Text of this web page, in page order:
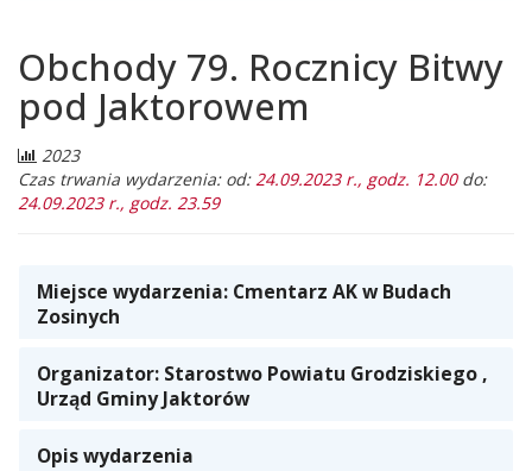
Obchody 79. Rocznicy Bitwy
pod Jaktorowem
Liczba
odwiedzających:
2023
Czas trwania wydarzenia: od:24.09.2023 r., godz. 12.00do:
24.09.2023 r., godz. 23.59
Miejsce wydarzenia: Cmentarz AK w Budach
Zosinych
Organizator: Starostwo Powiatu Grodziskiego ,
Urząd Gminy Jaktorów
Opis wydarzenia